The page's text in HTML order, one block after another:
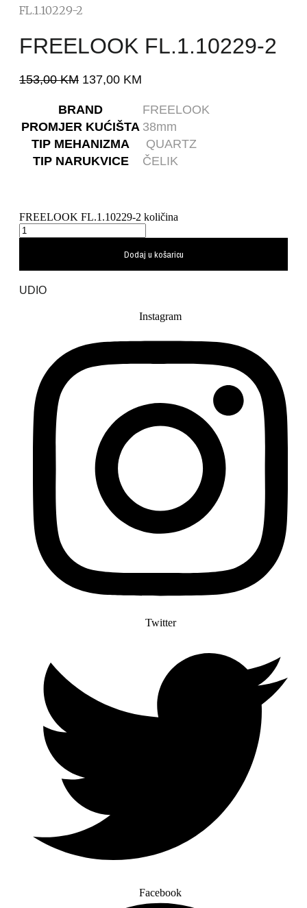
FL.1.10229-2
FREELOOK FL.1.10229-2
153,00KM 137,00 KM
BRAND
FREELOOK
PROMJER KUĆIŠTA 38mm
TIP MEHANIZMA
QUARTZ
TIP NARUKVICE
ČELIK
FREELOOK FL.1.10229-2 količina
Dodaj u košaricu
UDIO
Instagram
Twitter
Facebook